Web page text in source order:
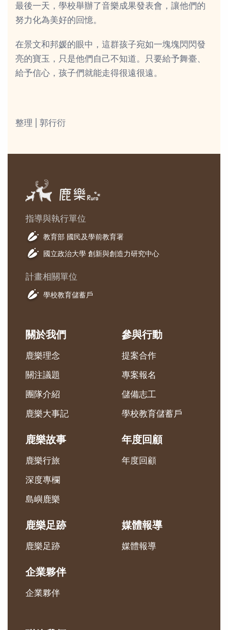
最後一天，學校舉辦了音樂成果發表會，讓他們的
努力化為美好的回憶。
在景文和邦媛的眼中，這群孩子宛如一塊塊閃閃發
亮的寶玉，只是他們自己不知道。只要給予舞臺、
給予信心，孩子們就能走得很遠很遠。
整理 | 郭行衍
指導與執行單位
教育部 國民及學前教育署
國立政治大學 創新與創造力研究中心
計畫相關單位
學校教育儲蓄戶
關於我們
鹿樂理念
關注議題
團隊介紹
鹿樂大事記
參與行動
提案合作
專案報名
儲備志工
學校教育儲蓄戶
鹿樂故事
鹿樂行旅
深度專欄
島嶼鹿樂
年度回顧
年度回顧
鹿樂足跡
鹿樂足跡
媒體報導
媒體報導
企業夥伴
企業夥伴